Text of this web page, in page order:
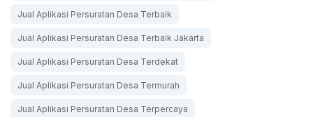
Jual Aplikasi Persuratan Desa Terbaik
Jual Aplikasi Persuratan Desa Terbaik Jakarta
Jual Aplikasi Persuratan Desa Terdekat
Jual Aplikasi Persuratan Desa Termurah
Jual Aplikasi Persuratan Desa Terpercaya